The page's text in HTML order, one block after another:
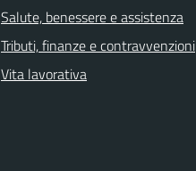
Salute, benessere e assistenza
Tributi, finanze e contravvenzioni
Vita lavorativa